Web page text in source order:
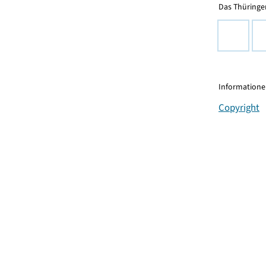
Das
Copyright